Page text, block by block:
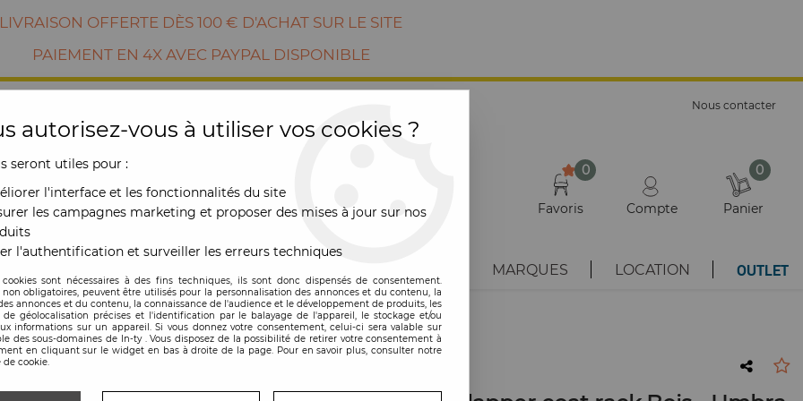
LIVRAISON OFFERTE DÈS 100 € D'ACHAT SUR LE SITE
PAIEMENT EN 4X AVEC PAYPAL DISPONIBLE
Nous contacter
0
Favoris Compte
0
Panier
MARQUES LOCATION OUTLET
rack Bois - Umbra
autorisez-vous à utiliser vos cookies ?
seront utiles pour :
l'interface et les fonctionnalités du site
les campagnes marketing et proposer des mises à jour sur nos
l'authentification et surveiller les erreurs techniques
cookies sont nécessaires à des fins techniques, ils sont donc dispensés de consentement.
non obligatoires, peuvent être utilisés pour la personnalisation des annonces et du contenu, la
annonces et du contenu, la connaissance de l'audience et le développement de produits, les
de géolocalisation précises et l'identification par le balayage de l'appareil, le stockage et/ou
informations sur un appareil. Si vous donnez votre consentement, celui-ci sera valable sur
des sous-domaines de In-ty . Vous disposez de la possibilité de retirer votre consentement à
en cliquant sur le widget en bas à droite de la page. Pour en savoir plus, consulter notre
cookie.